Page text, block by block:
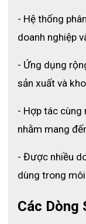
Thông số ủng
- Hệ thống
doanh nghiệp
- Ứng dụng
sản xuất và
- Hợp tác cùng
nhằm mang
- Được nhiều
dùng trong
Các Dòng